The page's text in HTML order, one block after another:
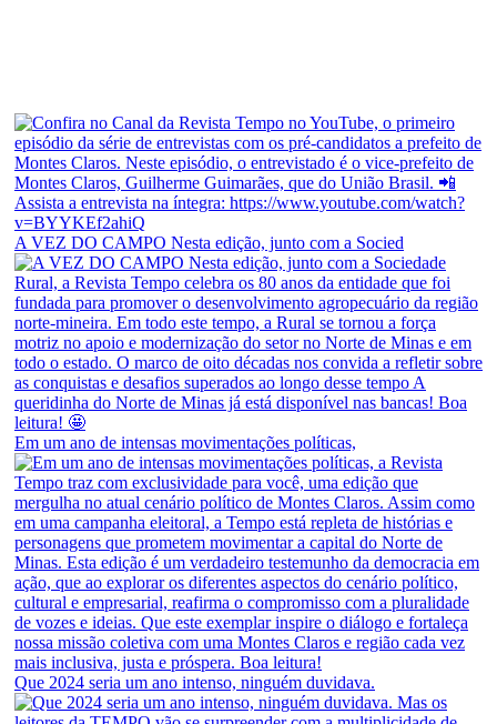
A VEZ DO CAMPO Nesta edição, junto com a Socied
Em um ano de intensas movimentações políticas,
Que 2024 seria um ano intenso, ninguém duvidava.